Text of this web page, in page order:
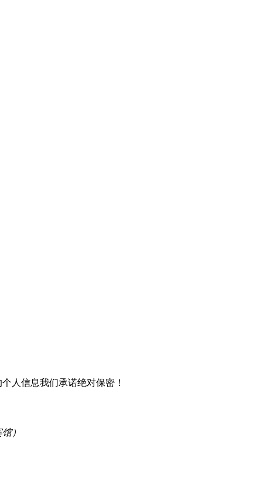
人信息我们承诺绝对保密！
）